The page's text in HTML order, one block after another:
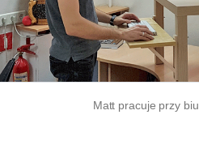
Matt pracuje przy